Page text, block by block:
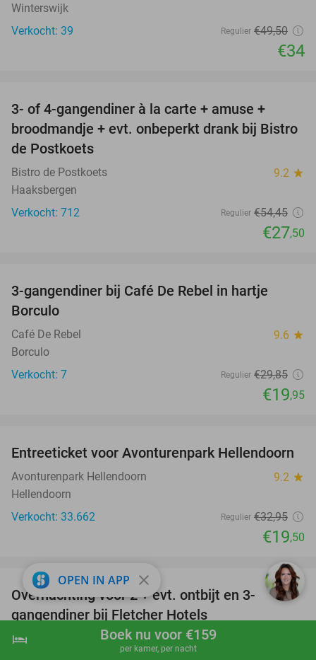
shopping_cart Boek nu
hotel Boek nu voor €159
per kamer, per nacht
Winterswijk
Verkocht: 39
Regulier €49,50
€34
3- of 4-gangendiner à la carte + amuse +
broodmandje + evt. onbeperkt drank bij Bistro
de Postkoets
Bistro de Postkoets 9.2 star
Haaksbergen
Verkocht: 712
Regulier €54,45
€27,50
3-gangendiner bij Café De Rebel in hartje
Borculo
Café De Rebel 9.6 star
Borculo
Verkocht: 7
Regulier €29,85
€19,95
41%
Entreeticket voor Avonturenpark Hellendoorn
Avonturenpark Hellendoorn 9.2 star
Hellendoorn
Verkocht: 33.662
Regulier €32,95
€19,50
favorite_border
Overnachting voor 2 + evt. ontbijt en 3-
gangendiner bij Fletcher Hotels
Fletcher Hotels
Barchem (+ meerdere locaties)
OPEN IN APP close